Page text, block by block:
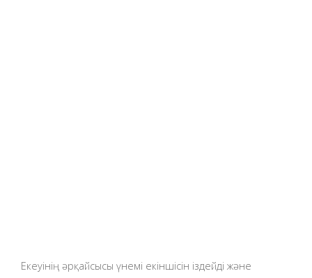
Екеуінің әрқайсысы үнемі екіншісін іздейді және